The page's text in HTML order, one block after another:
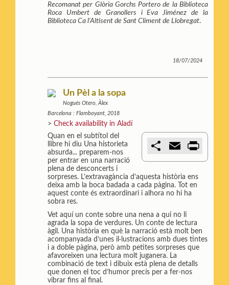
Recomanat per Glòria Gorchs Portero de la Biblioteca
Roca Umbert de Granollers i Eva Jiménez de la
Biblioteca Ca l'Altisent de Sant Climent de Llobregat.
18/07/2024
Un Pèl a la sopa
Nogués Otero, Àlex
Barcelona : Flamboyant, 2018
>Check availability in Aladí
a
r
m
l
Quan en el subtítol del
llibre hi diu Una historieta
absurda... preparem-nos
per entrar en una narració
plena de desconcerts i
sorpreses. L’extravagància d’aquesta història ens
deixa amb la boca badada a cada pàgina. Tot en
aquest conte és extraordinari i alhora no hi ha
sobra res.
Vet aquí un conte sobre una nena a qui no li
agrada la sopa de verdures. Un conte de lectura
àgil. Una història en què la narració està molt ben
acompanyada d’unes il·lustracions amb dues tintes
i a doble pàgina, però amb petites sorpreses que
afavoreixen una lectura molt juganera. La
combinació de text i dibuix està plena de detalls
que donen el toc d’humor precís per a fer-nos
vibrar fins al final.